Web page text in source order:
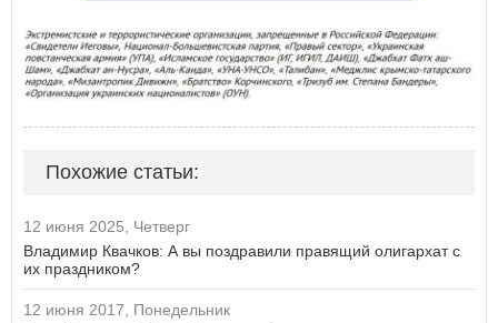
Похожие статьи:
12 июня 2025, Четверг
Владимир Квачков: А вы поздравили правящий олигархат с
их праздником?
12 июня 2017, Понедельник